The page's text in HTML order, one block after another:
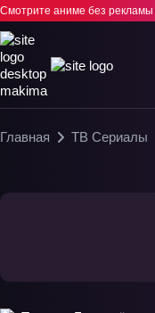
Смотрите аниме без рекламы
Главная ТВ Сериалы